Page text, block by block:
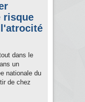
risque
dans le
un
nationale du
de chez